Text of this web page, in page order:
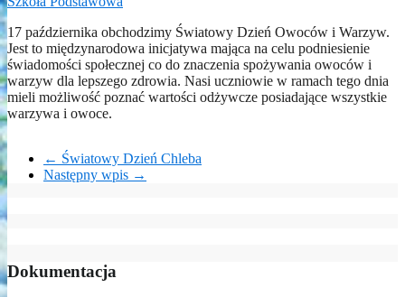
17 października obchodzimy Światowy Dzień Owoców i Warzyw.
Jest to międzynarodowa inicjatywa mająca na celu podniesienie
świadomości społecznej co do znaczenia spożywania owoców i
warzyw dla lepszego zdrowia. Nasi uczniowie w ramach tego dnia
mieli możliwość poznać wartości odżywcze posiadające wszystkie
warzywa i owoce.
← Światowy Dzień Chleba
Następny wpis →
Dokumentacja